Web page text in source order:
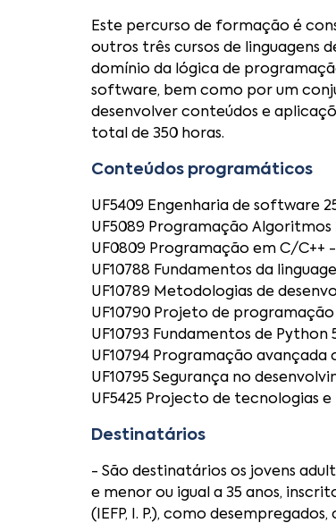
Este percurso de formação é
outros três cursos de linguagens
domínio da lógica de
software, bem como por um
desenvolver conteúdos e
total de 350 horas.
Conteúdos programáticos
UF5409 Engenharia de software
UF5089 Programação Algoritmos
UF0809 Programação em C/C++
UF10788 Fundamentos da
UF10789 Metodologias de
UF10790 Projeto de programação
UF10793 Fundamentos de Python
UF10794 Programação avançada
UF10795 Segurança no
UF5425 Projecto de tecnologias
Destinatários
- São destinatários os jovens
e menor ou igual a 35 anos,
(IEFP, I. P.), como